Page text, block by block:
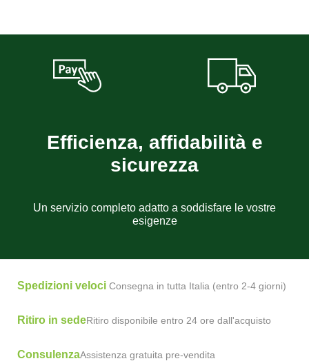
Efficienza, affidabilità e
sicurezza
Un servizio completo adatto a soddisfare le vostre
esigenze
Spedizioni veloci Consegna in tutta Italia (entro 2-4 giorni)
Ritiro in sedeRitiro disponibile entro 24 ore dall'acquisto
ConsulenzaAssistenza gratuita pre-vendita